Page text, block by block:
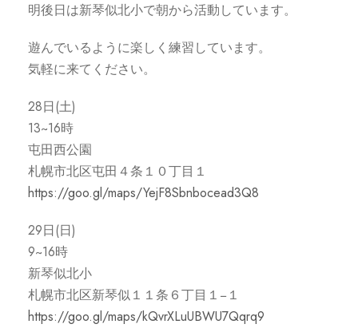
明後日は新琴似北小で朝から活動しています。
遊んでいるように楽しく練習しています。
気軽に来てください。
28日(土)
13~16時
屯田西公園
札幌市北区屯田４条１０丁目１
https://goo.gl/maps/YejF8Sbnbocead3Q8
29日(日)
9~16時
新琴似北小
札幌市北区新琴似１１条６丁目１−１
https://goo.gl/maps/kQvrXLuUBWU7Qqrq9